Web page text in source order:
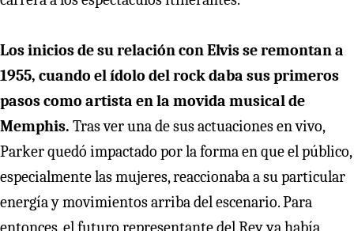
Los inicios de su relación con Elvis se remontan a
1955, cuando el ídolo del rock daba sus primeros
pasos como artista en la movida musical de
Memphis. Tras ver una de sus actuaciones en vivo,
Parker quedó impactado por la forma en que el público,
especialmente las mujeres, reaccionaba a su particular
energía y movimientos arriba del escenario. Para